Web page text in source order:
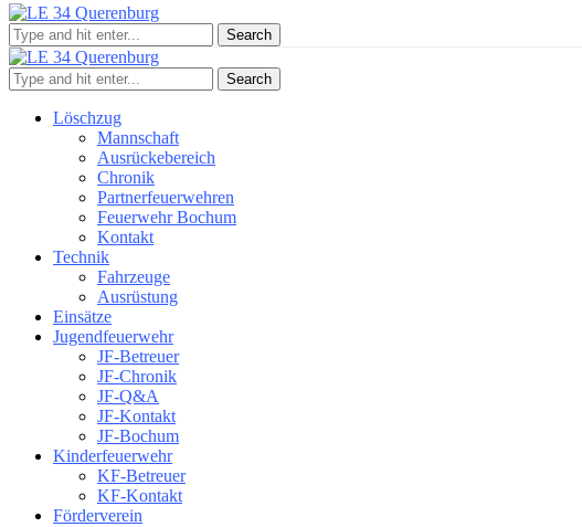
Search
Search
Löschzug
Mannschaft
Ausrückebereich
Chronik
Partnerfeuerwehren
Feuerwehr Bochum
Kontakt
Technik
Fahrzeuge
Ausrüstung
Einsätze
Jugendfeuerwehr
JF-Betreuer
JF-Chronik
JF-Q&A
JF-Kontakt
JF-Bochum
Kinderfeuerwehr
KF-Betreuer
KF-Kontakt
Förderverein